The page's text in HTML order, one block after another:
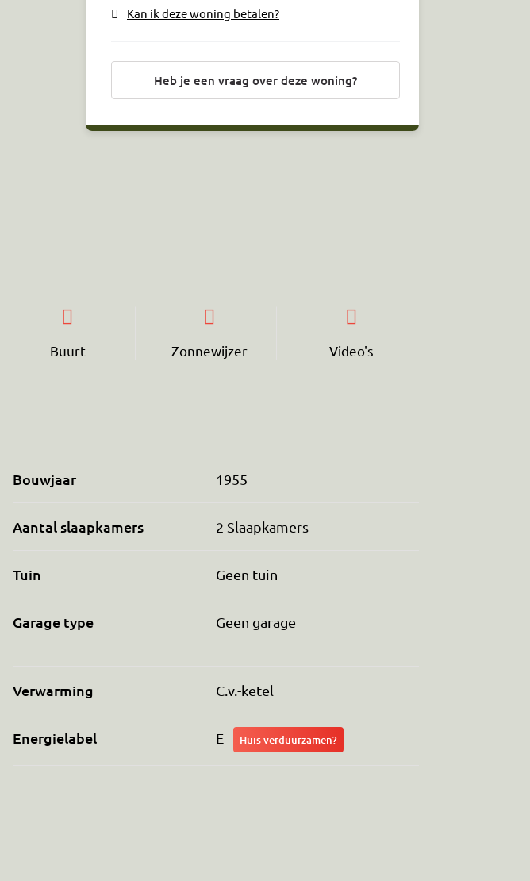
Kan ik deze woning betalen?
Heb je een vraag over deze woning?
Buurt Zonnewijzer Video's
Bouwjaar 1955
Aantal slaapkamers 2 Slaapkamers
Tuin Geen tuin
Garage type Geen garage
Verwarming C.v.-ketel
Energielabel E Huis verduurzamen?